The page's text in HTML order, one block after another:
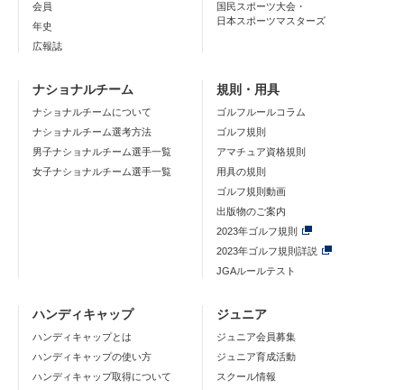
会員
年史
広報誌
国民スポーツ大会・
日本スポーツマスターズ
ナショナルチーム
ナショナルチームについて
ナショナルチーム選考方法
男子ナショナルチーム選手一覧
女子ナショナルチーム選手一覧
規則・用具
ゴルフルールコラム
ゴルフ規則
アマチュア資格規則
用具の規則
ゴルフ規則動画
出版物のご案内
2023年ゴルフ規則
2023年ゴルフ規則詳説
JGAルールテスト
ハンディキャップ
ハンディキャップとは
ハンディキャップの使い方
ハンディキャップ取得について
ジュニア
ジュニア会員募集
ジュニア育成活動
スクール情報